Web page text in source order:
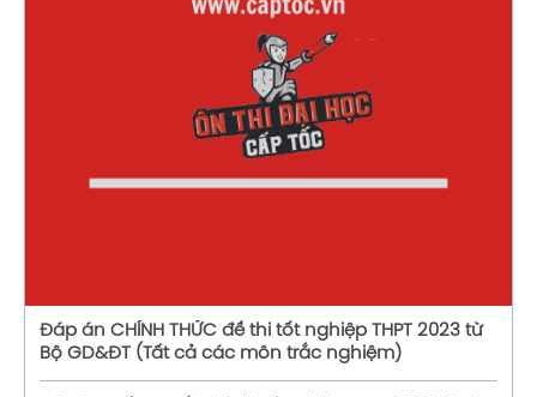
Xem chi tiết
Đáp án CHÍNH THỨC đề thi tốt nghiệp THPT 2023 từ
Bộ GD&ĐT (Tất cả các môn trắc nghiệm)